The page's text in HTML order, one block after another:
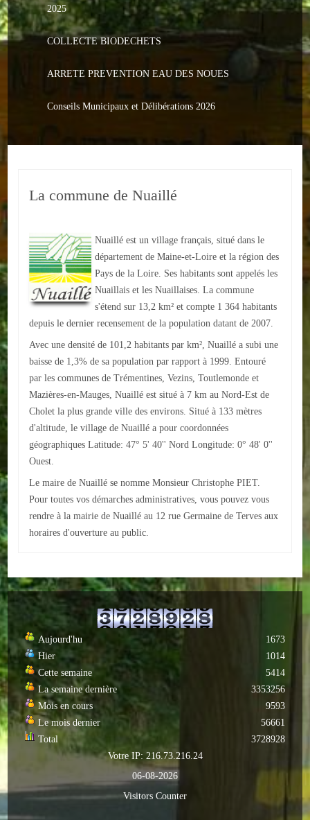
Urbanisme
Adresses/Téléphone
Santé
Social
Arrêtes en cours
ECOLES
Ecole publique
ASSOCIATIONS
Sportives
Loisirs et animations
Culturelles
Parents d'élèves
Autres
L'agriculture
Capitale du chrysanthème
Nos entreprises
Industries
Transports
Commerces
Garages
2025
COLLECTE BIODECHETS
ARRETE PREVENTION EAU DES NOUES
Conseils Municipaux et Délibérations 2026
La commune de Nuaillé
Nuaillé est un village français, situé dans le
département de Maine-et-Loire et la région des
Pays de la Loire. Ses habitants sont appelés les
Nuaillais et les Nuaillaises. La commune
s'étend sur 13,2 km² et compte 1 364 habitants
depuis le dernier recensement de la population datant de 2007.
Avec une densité de 101,2 habitants par km², Nuaillé a subi une
baisse de 1,3% de sa population par rapport à 1999. Entouré
par les communes de Trémentines, Vezins, Toutlemonde et
Mazières-en-Mauges, Nuaillé est situé à 7 km au Nord-Est de
Cholet la plus grande ville des environs. Situé à 133 mètres
d'altitude, le village de Nuaillé a pour coordonnées
géographiques Latitude: 47° 5' 40'' Nord Longitude: 0° 48' 0''
Ouest.
Le maire de Nuaillé se nomme Monsieur Christophe PIET.
Pour toutes vos démarches administratives, vous pouvez vous
rendre à la mairie de Nuaillé au 12 rue Germaine de Terves aux
horaires d'ouverture au public.
Aujourd'hu
Hier
Cette semaine
La semaine dernière
Mois en cours
Le mois dernier
Total
1673
1014
5414
3353256
9593
56661
3728928
Votre IP: 216.73.216.24
06-08-2026
Visitors Counter